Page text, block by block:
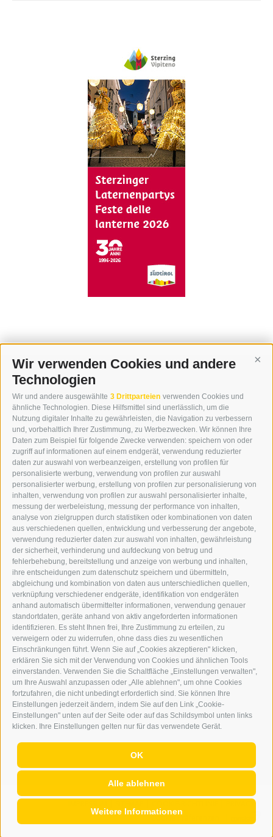
Wir verwenden Cookies und andere
Technologien
Wir und andere ausgewählte 3 Drittparteien verwenden Cookies und
ähnliche Technologien. Diese Hilfsmittel sind unerlässlich, um die
Nutzung digitaler Inhalte zu gewährleisten, die Navigation zu verbessern
und, vorbehaltlich Ihrer Zustimmung, zu Werbezwecken. Wir können Ihre
Daten zum Beispiel für folgende Zwecke verwenden: speichern von oder
zugriff auf informationen auf einem endgerät, verwendung reduzierter
daten zur auswahl von werbeanzeigen, erstellung von profilen für
personalisierte werbung, verwendung von profilen zur auswahl
personalisierter werbung, erstellung von profilen zur personalisierung von
inhalten, verwendung von profilen zur auswahl personalisierter inhalte,
messung der werbeleistung, messung der performance von inhalten,
analyse von zielgruppen durch statistiken oder kombinationen von daten
aus verschiedenen quellen, entwicklung und verbesserung der angebote,
verwendung reduzierter daten zur auswahl von inhalten, gewährleistung
der sicherheit, verhinderung und aufdeckung von betrug und
fehlerbehebung, bereitstellung und anzeige von werbung und inhalten,
ihre entscheidungen zum datenschutz speichern und übermitteln,
abgleichung und kombination von daten aus unterschiedlichen quellen,
verknüpfung verschiedener endgeräte, identifikation von endgeräten
anhand automatisch übermittelter informationen, verwendung genauer
standortdaten, geräte anhand von aktiv angeforderten informationen
identifizieren. Es steht Ihnen frei, Ihre Zustimmung zu erteilen, zu
verweigern oder zu widerrufen, ohne dass dies zu wesentlichen
Einschränkungen führt. Wenn Sie auf „Cookies akzeptieren" klicken,
erklären Sie sich mit der Verwendung von Cookies und ähnlichen Tools
einverstanden. Verwenden Sie die Schaltfläche „Einstellungen verwalten",
um Ihre Auswahl anzupassen oder „Alle ablehnen", um ohne Cookies
fortzufahren, die nicht unbedingt erforderlich sind. Sie können Ihre
Einstellungen jederzeit ändern, indem Sie auf den Link „Cookie-
Einstellungen" unten auf der Seite oder auf das Schildsymbol unten links
klicken. Ihre Einstellungen gelten nur für das verwendete Gerät.
OK
Alle ablehnen
Weitere Informationen
KONTAKT
WIPP-MEDIA GMBH
DER ERKER
NEUSTADT 20A
I-39049 STERZING
TEL.: +39 0472 766876
GRAFIK@DERERKER.IT
INFO@DERERKER.IT
BARBARA.FONTANA@DERERKER.IT
DER ERKER
WERBEN IM ERKER
ONLINE-WERBUNG
SEPA-DAUERAUFTRAG
REGELN LESERKOMMENTARE
ONLINE VOTING
SERVICE
VERANSTALTUNGSKALENDER
KLEINANZEIGER
NÜTZLICHE LINKS
WETTER
WEBCAM
VIDEOS
TRAUER
|
Cookie Präferenzen